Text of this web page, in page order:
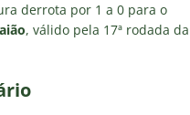
COLUNAS
derrota por 1 a 0 para o
, válido pela 17ª rodada da